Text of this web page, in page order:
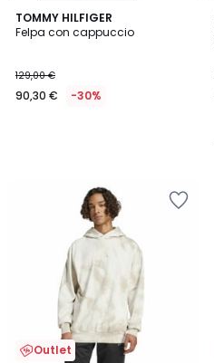
TOMMY HILFIGER
Felpa con cappuccio
129,00 €
90,30 € -30%
Outlet